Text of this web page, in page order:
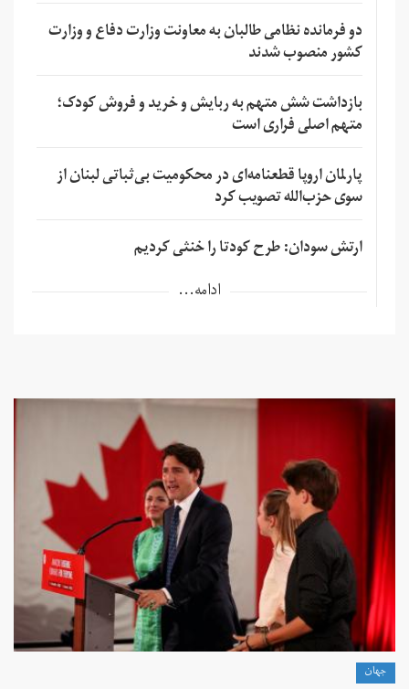
دو فرمانده نظامی طالبان به معاونت وزارت دفاع و وزارت
کشور منصوب شدند
بازداشت شش متهم به ربایش و خرید و فروش کودک؛
متهم اصلی فراری است
پارلمان اروپا قطعنامه‌ای در محکومیت بی‌ثباتی لبنان از
سوی حزب‌الله تصویب کرد
ارتش سودان: طرح کودتا را خنثی کردیم
ادامه...
جهان